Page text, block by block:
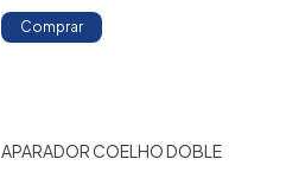
Comprar
APARADOR COELHO DOBLE